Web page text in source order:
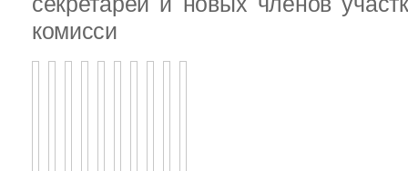
комисси